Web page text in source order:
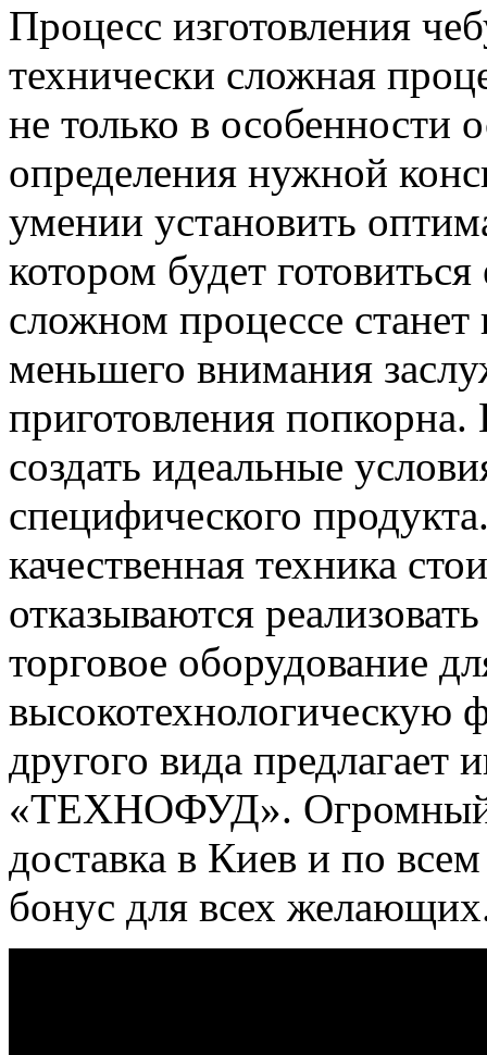
Процесс изготовления
технически сложная
не только в особенности
определения нужной
умении установить
котором будет
сложном процессе станет
меньшего внимания
приготовления
создать идеальные
специфического
качественная техника
отказываются
торговое оборудование
высокотехнологическую
другого вида предлагает
«ТЕХНОФУД». Огромный
доставка в Киев и по
бонус для всех